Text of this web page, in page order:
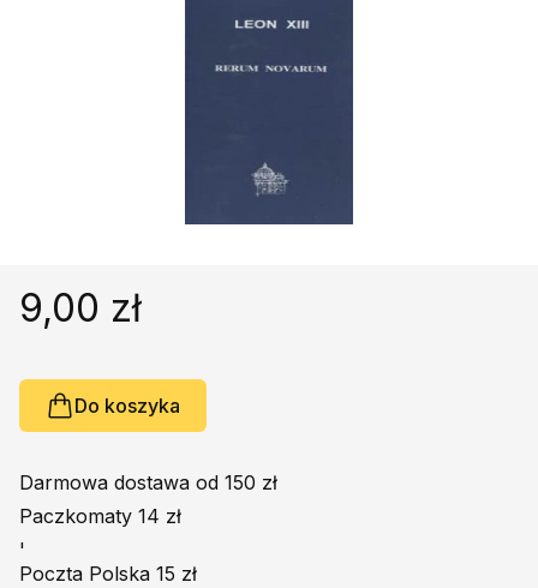
Promocja
9,00 zł
Do koszyka
Darmowa dostawa od 150 zł
Paczkomaty 14 zł
'
Poczta Polska 15 zł